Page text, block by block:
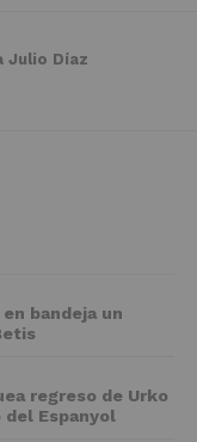
Julio Díaz
bandeja un
regreso de Urko
del Espanyol